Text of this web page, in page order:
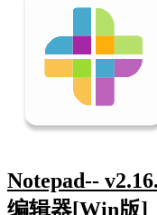
Notepad--
编辑器[Win版]